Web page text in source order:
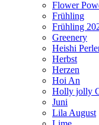
Flower
Frühling
Frühling
Greenery
Heishi
Herbst
Herzen
Hoi An
Holly jolly
Juni
Lila August